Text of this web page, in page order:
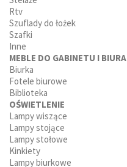
Rtv
Szuflady do łożek
Szafki
Inne
MEBLE DO GABINETU I BIURA
Biurka
Fotele biurowe
Biblioteka
OŚWIETLENIE
Lampy wiszące
Lampy stojące
Lampy stołowe
Kinkiety
Lampy biurkowe